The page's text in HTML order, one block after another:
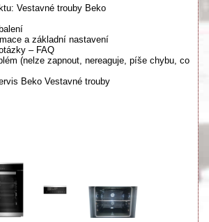
Vestavné trouby Beko
a základní nastavení
– FAQ
(nelze zapnout, nereaguje, píše chybu, co
Beko Vestavné trouby